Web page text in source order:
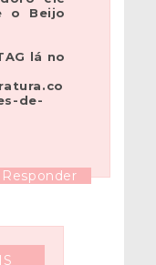
o Beijo
lá no
de-
Responder